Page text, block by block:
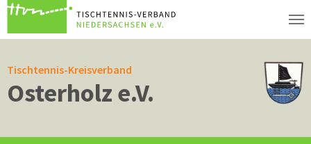
Tischtennis-Kreisverband
Osterholz e.V.